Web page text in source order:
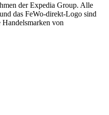
der Expedia Group. Alle
das FeWo-direkt-Logo sind
Handelsmarken von